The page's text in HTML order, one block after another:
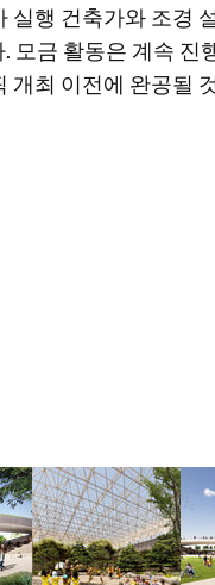
실행 건축가와 조경
모금 활동은 계속 진
개최 이전에 완공될